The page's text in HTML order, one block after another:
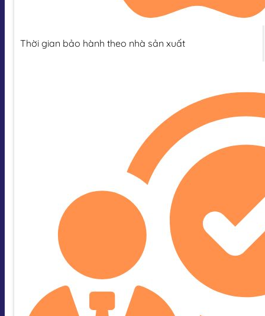
Thời gian bảo hành theo nhà sản xuất